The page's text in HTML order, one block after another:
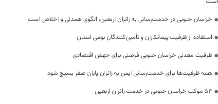
خراسان جنوبی در خدمت‌رسانی به زائران اربعین، الگوی همدلی و اخلاص است
استفاده از ظرفیت پیمانکاران و تأمین‌کنندگان بومی استان
ظرفیت معدنی خراسان جنوبی فرصتی برای جهش اقتصادی
همه ظرفیت‌ها برای خدمت‌رسانی ایمن به زائران پایان صفر بسیج شود
53 موکب خراسان جنوبی در خدمت زائران اربعین